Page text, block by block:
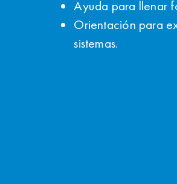
Ayuda para llenar
Orientación para
sistemas.